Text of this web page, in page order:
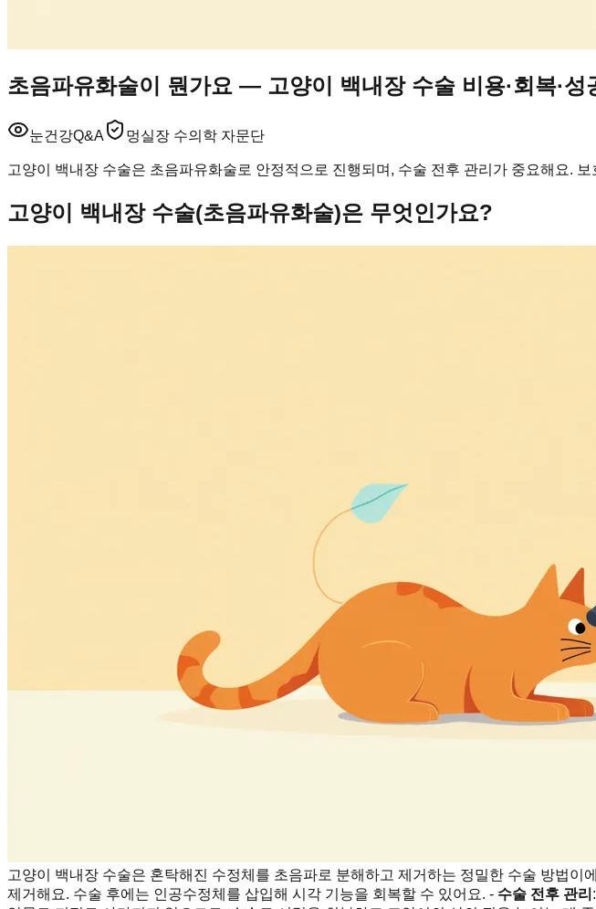
초음파유화술이 뭔가요 — 고양이 백내장 수술 비용·회복·성
눈건강Q&A 멍실장 수의학 자문단
고양이 백내장 수술은 초음파유화술로 안정적으로 진행되며, 수술 전후 관리가 중요해요.
고양이 백내장 수술(초음파유화술)은 무엇인가요?
고양이 백내장 수술은 혼탁해진 수정체를 초음파로 분해하고 제거하는 정밀한 수술 방법이
제거해요. 수술 후에는 인공수정체를 삽입해 시각 기능을 회복할 수 있어요. - 수술 전후 관리